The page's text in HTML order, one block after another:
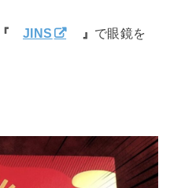
JINS 』 で眼鏡を